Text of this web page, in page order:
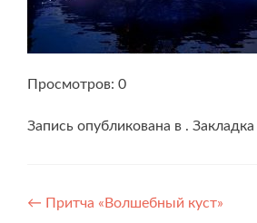
Просмотров: 0
Запись опубликована в . Закладка
Навигация
← Притча «Волшебный куст»